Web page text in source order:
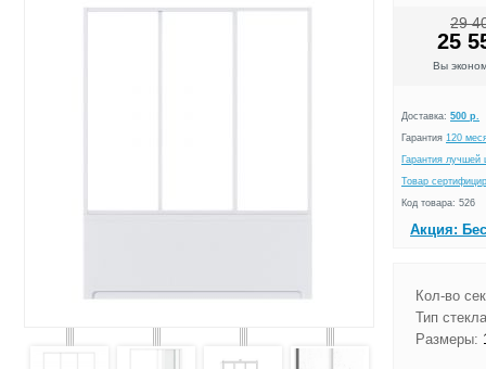
29
25
Вы
Доставка: 500 р.
Гарантия 120
Гарантия лучшей
Товар
Код товара: 526
Акция:
Кол-во
Тип
Размеры: